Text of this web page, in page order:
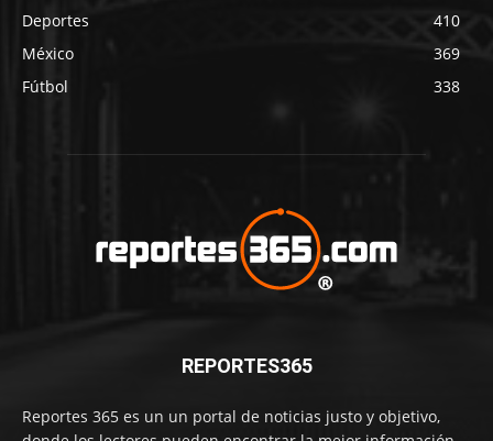
Deportes
410
México
369
Fútbol
338
REPORTES365
Reportes 365 es un un portal de noticias justo y objetivo,